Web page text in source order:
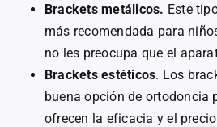
Brackets metálicos. Este
más recomendada para
no les preocupa que el
Brackets estéticos. Los
buena opción de ortodoncia
ofrecen la eficacia y el